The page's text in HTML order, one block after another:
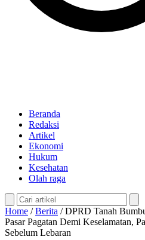
Beranda
Redaksi
Artikel
Ekonomi
Hukum
Kesehatan
Olah raga
Home /Berita /DPRD Tanah
Pasar Pagatan Demi Keselamatan,
Sebelum Lebaran